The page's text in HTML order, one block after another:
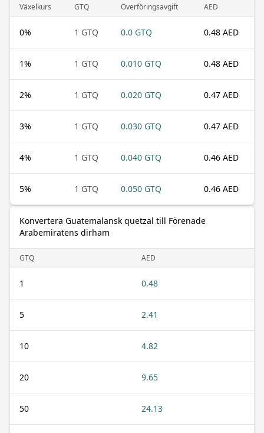
Växelkurs GTQ Överföringsavgift AED
0% 1 GTQ 0.0 GTQ 0.48 AED
1% 1 GTQ 0.010 GTQ 0.48 AED
2% 1 GTQ 0.020 GTQ 0.47 AED
3% 1 GTQ 0.030 GTQ 0.47 AED
4% 1 GTQ 0.040 GTQ 0.46 AED
5% 1 GTQ 0.050 GTQ 0.46 AED
Konvertera Guatemalansk quetzal till Förenade
Arabemiratens dirham
GTQ AED
1 0.48
5 2.41
10 4.82
20 9.65
50 24.13